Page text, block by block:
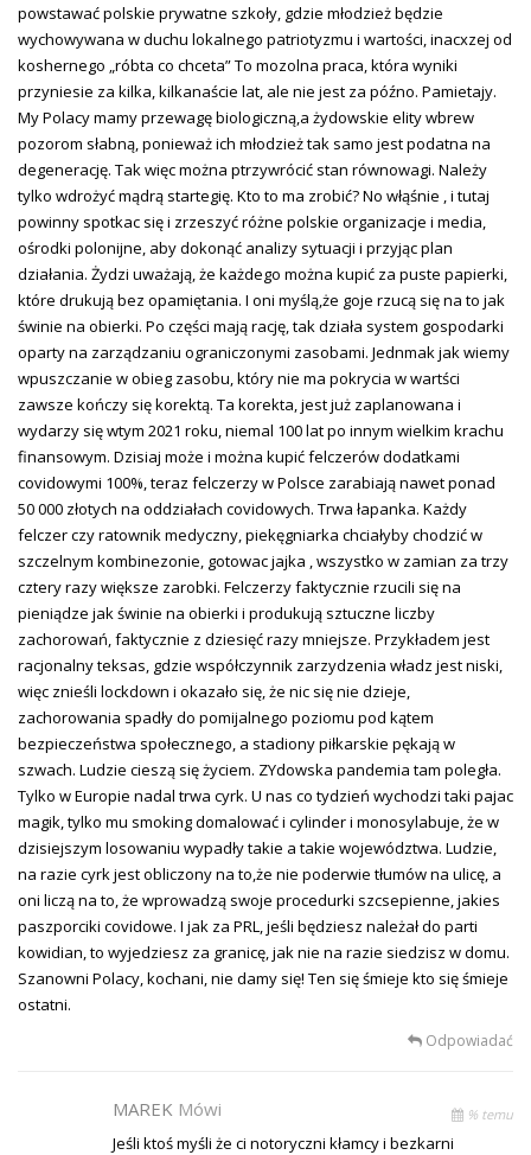
powstawać polskie prywatne szkoły, gdzie młodzież będzie
wychowywana w duchu lokalnego patriotyzmu i wartości, inacxzej od
koshernego „róbta co chceta” To mozolna praca, która wyniki
przyniesie za kilka, kilkanaście lat, ale nie jest za późno. Pamietajy.
My Polacy mamy przewagę biologiczną,a żydowskie elity wbrew
pozorom słabną, ponieważ ich młodzież tak samo jest podatna na
degenerację. Tak więc można ptrzywrócić stan równowagi. Należy
tylko wdrożyć mądrą startegię. Kto to ma zrobić? No włąśnie , i tutaj
powinny spotkac się i zrzeszyć różne polskie organizacje i media,
ośrodki polonijne, aby dokonąć analizy sytuacji i przyjąc plan
działania. Żydzi uważają, że każdego można kupić za puste papierki,
które drukują bez opamiętania. I oni myślą,że goje rzucą się na to jak
świnie na obierki. Po części mają rację, tak działa system gospodarki
oparty na zarządzaniu ograniczonymi zasobami. Jednmak jak wiemy
wpuszczanie w obieg zasobu, który nie ma pokrycia w wartści
zawsze kończy się korektą. Ta korekta, jest już zaplanowana i
wydarzy się wtym 2021 roku, niemal 100 lat po innym wielkim krachu
finansowym. Dzisiaj może i można kupić felczerów dodatkami
covidowymi 100%, teraz felczerzy w Polsce zarabiają nawet ponad
50 000 złotych na oddziałach covidowych. Trwa łapanka. Każdy
felczer czy ratownik medyczny, piekęgniarka chciałyby chodzić w
szczelnym kombinezonie, gotowac jajka , wszystko w zamian za trzy
cztery razy większe zarobki. Felczerzy faktycznie rzucili się na
pieniądze jak świnie na obierki i produkują sztuczne liczby
zachorowań, faktycznie z dziesięć razy mniejsze. Przykładem jest
racjonalny teksas, gdzie współczynnik zarzydzenia władz jest niski,
więc znieśli lockdown i okazało się, że nic się nie dzieje,
zachorowania spadły do pomijalnego poziomu pod kątem
bezpieczeństwa społecznego, a stadiony piłkarskie pękają w
szwach. Ludzie cieszą się życiem. ZYdowska pandemia tam poległa.
Tylko w Europie nadal trwa cyrk. U nas co tydzień wychodzi taki pajac
magik, tylko mu smoking domalować i cylinder i monosylabuje, że w
dzisiejszym losowaniu wypadły takie a takie województwa. Ludzie,
na razie cyrk jest obliczony na to,że nie poderwie tłumów na ulicę, a
oni liczą na to, że wprowadzą swoje procedurki szcsepienne, jakies
paszporciki covidowe. I jak za PRL, jeśli będziesz należał do parti
kowidian, to wyjedziesz za granicę, jak nie na razie siedzisz w domu.
Szanowni Polacy, kochani, nie damy się! Ten się śmieje kto się śmieje
ostatni.
Odpowiadać
MAREK Mówi % temu
Jeśli ktoś myśli że ci notoryczni kłamcy i bezkarni